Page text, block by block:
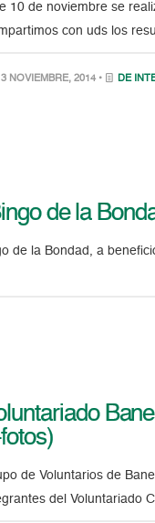
10 de noviembre se
con uds los
NOVIEMBRE, 2014 • DE
de la
de la Bondad, a
de Voluntarios de
del Voluntariado